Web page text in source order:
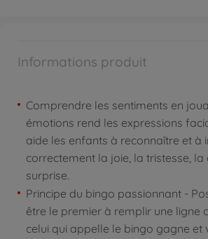
Informations produit
Comprendre les sentiments en
émotions rend les expressions
aide les enfants à reconnaître et à
correctement la joie, la tristesse, la
surprise.
Principe du bingo passionnant -
être le premier à remplir une ligne
celui qui appelle le bingo gagne et